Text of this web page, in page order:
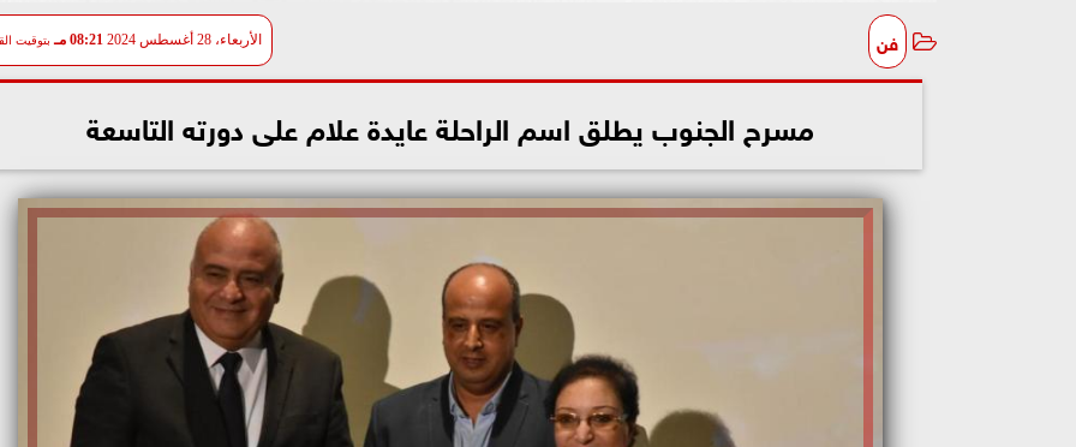
فن الأربعاء، 28 أغسطس 2024 08:21 مـ بتوقيت
مسرح الجنوب يطلق اسم الراحلة عايدة علام على دورته التاسعة